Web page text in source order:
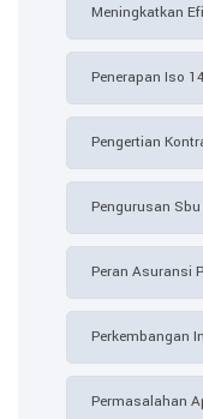
Meningkatkan
Penerapan Iso
Pengertian
Pengurusan
Peran Asuransi
Perkembangan
Permasalahan